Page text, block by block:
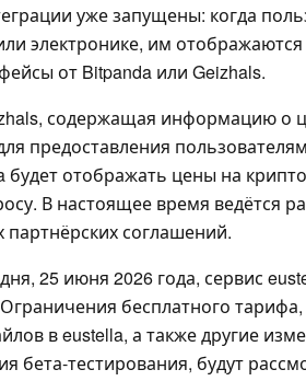
уже запущены: когда
электронике, им
от Bitpanda или Geizhals.
содержащая информацию о
предоставления
будет отображать цены на
В настоящее время ведётся
соглашений.
25 июня 2026 года, сервис
бесплатного
в eustella, а также другие
бета-тестирования, будут